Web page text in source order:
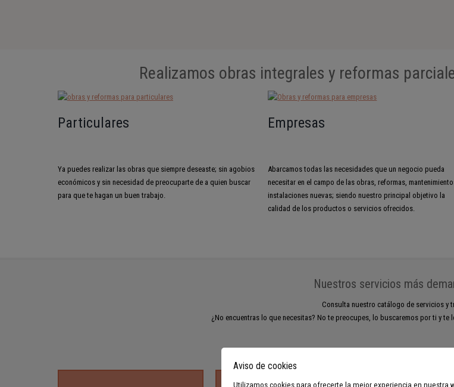
Realizamos obras integrales y reformas
Particulares
Ya puedes realizar las obras que siempre deseaste; sin agobios
económicos y sin necesidad de preocuparte de a quien buscar
para que te hagan un buen trabajo.
Empresas
Abarcamos todas las necesidades que un negocio pueda
necesitar en el campo de las obras, reformas,
instalaciones nuevas; siendo nuestro principal objetivo la
calidad de los productos o servicios ofrecidos.
Nuestros servicios más
Consulta nuestro catálogo de servicios y
¿No encuentras lo que necesitas? No te preocupes, lo buscaremos por ti y
Aviso de cookies
Utilizamos cookies para ofrecerte la mejor experiencia en nuestra